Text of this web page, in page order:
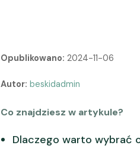
Opublikowano: 2024-11-06
Autor: beskidadmin
Co znajdziesz w artykule?
Dlaczego warto wybrać